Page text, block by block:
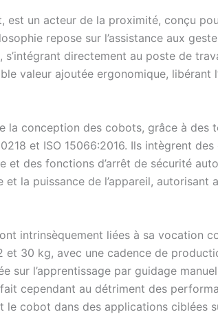
un acteur de la proximité, conçu
repose sur l’assistance aux
directement au poste de
valeur ajoutée ergonomique, libérant
la conception des cobots, grâce à des
et ISO 15066:2016. Ils intègrent
et des fonctions d’arrêt de sécurité
la puissance de l’appareil, autorisant
intrinsèquement liées à sa vocation
et 30 kg, avec une cadence de
sur l’apprentissage par guidage
cependant au détriment des
le cobot dans des applications ciblées